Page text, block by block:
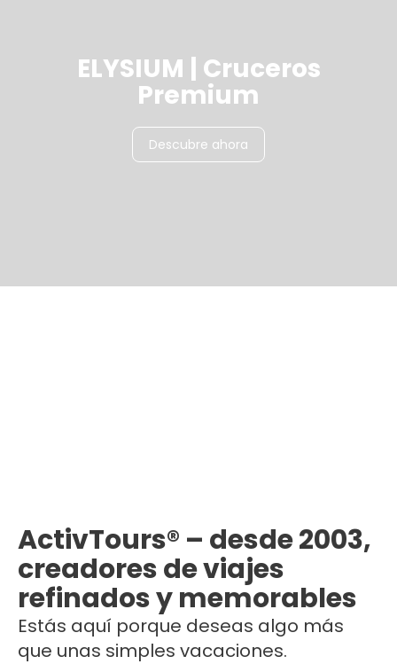
ELYSIUM | Cruceros
Premium
Descubre ahora
ActivTours® – desde 2003,
creadores de viajes
refinados y memorables
Estás aquí porque deseas algo más
que unas simples vacaciones.